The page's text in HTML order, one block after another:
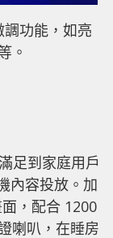
功能，如亮
。
足到家庭用戶
內容投放。加
，配合 1200
喇叭，在睡房